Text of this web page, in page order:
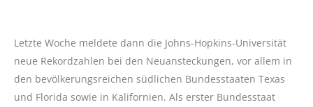
Letzte Woche meldete dann die Johns-Hopkins-Universität
neue Rekordzahlen bei den Neuansteckungen, vor allem in
den bevölkerungsreichen südlichen Bundesstaaten Texas
und Florida sowie in Kalifornien. Als erster Bundesstaat